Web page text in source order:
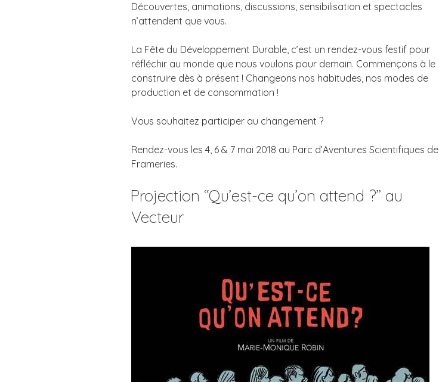
Découvertes, animations, discussions, sensibilisation et spectacles
n’attendent que vous.
La Fête du Développement Durable, c’est un rendez-vous festif pour
réfléchir au monde que nous voulons pour demain. Commençons à le
construire dès à présent ! Changeons nos habitudes, nos modes de
production et de consommation !
Vous souhaitez participer au changement ?
Rendez-vous les 4, 6 & 7 mai 2018 au Parc d’Aventures Scientifiques de
Frameries.
Projection “Qu’est-ce qu’on attend ?” au
Vecteur